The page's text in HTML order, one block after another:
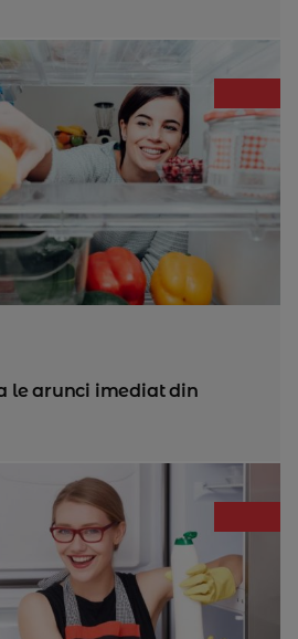
le arunci imediat din